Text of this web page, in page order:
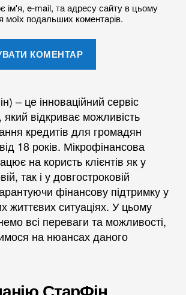
ім'я, e-mail, та адресу сайту в цьому
моїх подальших коментарів.
– це інноваційний сервіс
відкриває можливість
кредитів для громадян
18 років. Мікрофінансова
на користь клієнтів як у
так і у довгостроковій
фінансову підтримку у
життєвих ситуаціях. У цьому
всі переваги та можливості,
на нюансах даного